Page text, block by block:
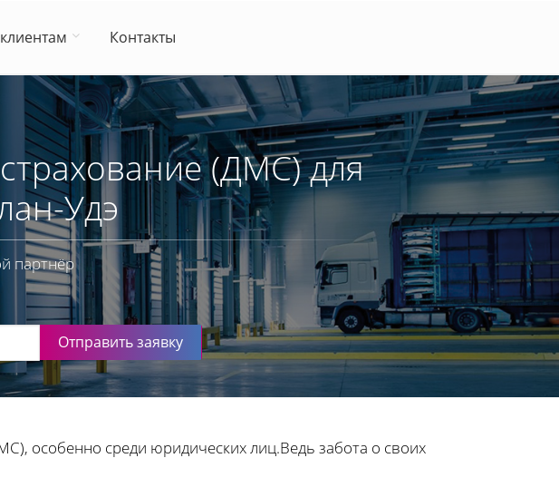
Контакты
(ДМС) для
Удэ
партнёр
Отправить заявку
особенно среди юридических лиц.Ведь забота о своих